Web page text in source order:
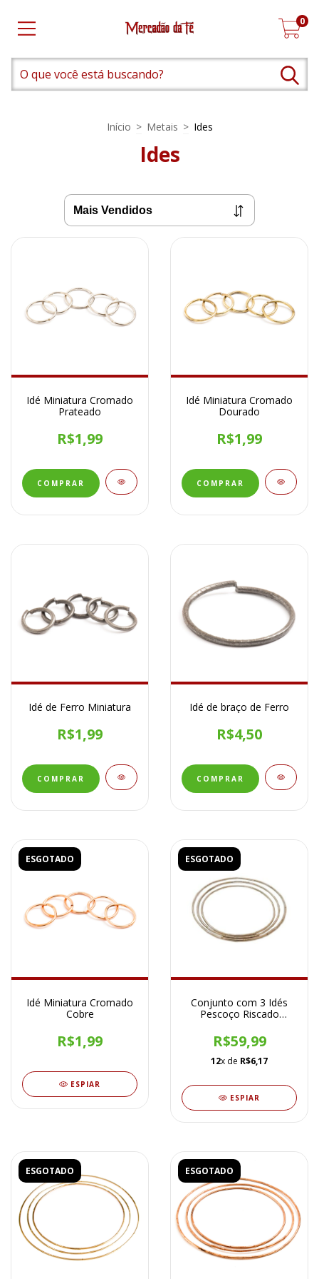
0
Início > Metais > Ides
Ides
Idé Miniatura Cromado
Prateado
R$1,99
Idé Miniatura Cromado
Dourado
R$1,99
Idé de Ferro Miniatura
R$1,99
Idé de braço de Ferro
R$4,50
ESGOTADO
Idé Miniatura Cromado
Cobre
R$1,99
ESPIAR
ESGOTADO
Conjunto com 3 Idés
Pescoço Riscado
R$59,99
12x de R$6,17
ESPIAR
ESGOTADO ESGOTADO